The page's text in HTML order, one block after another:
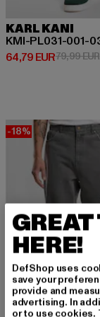
KARL KANI
64,79 EUR
Derzeitiger Preis:
79,99 EUR
-18%
GREAT
HERE!
DefShop uses
save your
provide and
advertising. In
or to use cookies.